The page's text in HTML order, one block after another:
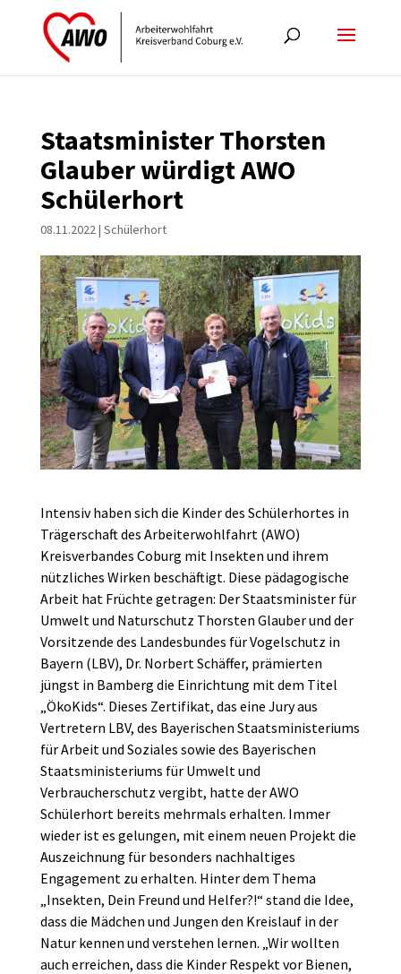
Staatsminister Thorsten
Glauber würdigt AWO
Schülerhort
08.11.2022| Schülerhort
Intensiv haben sich die Kinder des Schülerhortes in
Trägerschaft des Arbeiterwohlfahrt (AWO)
Kreisverbandes Coburg mit Insekten und ihrem
nützliches Wirken beschäftigt. Diese pädagogische
Arbeit hat Früchte getragen: Der Staatsminister für
Umwelt und Naturschutz Thorsten Glauber und der
Vorsitzende des Landesbundes für Vogelschutz in
Bayern (LBV), Dr. Norbert Schäffer, prämierten
jüngst in Bamberg die Einrichtung mit dem Titel
„ÖkoKids“. Dieses Zertifikat, das eine Jury aus
Vertretern LBV, des Bayerischen Staatsministeriums
für Arbeit und Soziales sowie des Bayerischen
Staatsministeriums für Umwelt und
Verbraucherschutz vergibt, hatte der AWO
Schülerhort bereits mehrmals erhalten. Immer
wieder ist es gelungen, mit einem neuen Projekt die
Auszeichnung für besonders nachhaltiges
Engagement zu erhalten. Hinter dem Thema
„Insekten, Dein Freund und Helfer?!“ stand die Idee,
dass die Mädchen und Jungen den Kreislauf in der
Natur kennen und verstehen lernen. „Wir wollten
auch erreichen, dass die Kinder Respekt vor Bienen,